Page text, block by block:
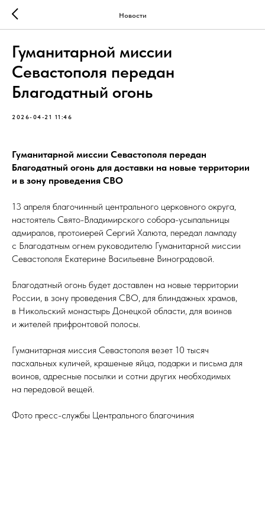
Новости
Гуманитарной миссии
Севастополя передан
Благодатный огонь
2026-04-21 11:46
Гуманитарной миссии Севастополя передан
Благодатный огонь для доставки на новые территории
и в зону проведения СВО
13 апреля благочинный центрального церковного округа,
настоятель Свято-Владимирского собора-усыпальницы
адмиралов, протоиерей Сергий Халюта, передал лампаду
с Благодатным огнем руководителю Гуманитарной миссии
Севастополя Екатерине Васильевне Виноградовой.
Благодатный огонь будет доставлен на новые территории
России, в зону проведения СВО, для блиндажных храмов,
в Никольский монастырь Донецкой области, для воинов
и жителей прифронтовой полосы.
Гуманитарная миссия Севастополя везет 10 тысяч
пасхальных куличей, крашеные яйца, подарки и письма для
воинов, адресные посылки и сотни других необходимых
на передовой вещей.
Фото пресс-службы Центрального благочиния